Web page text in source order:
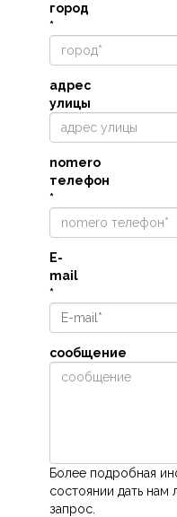
город
*
адрес
улицы
nomero
телефон
*
E-
mail
*
сообщение
Более подробная
состоянии дать
запрос.